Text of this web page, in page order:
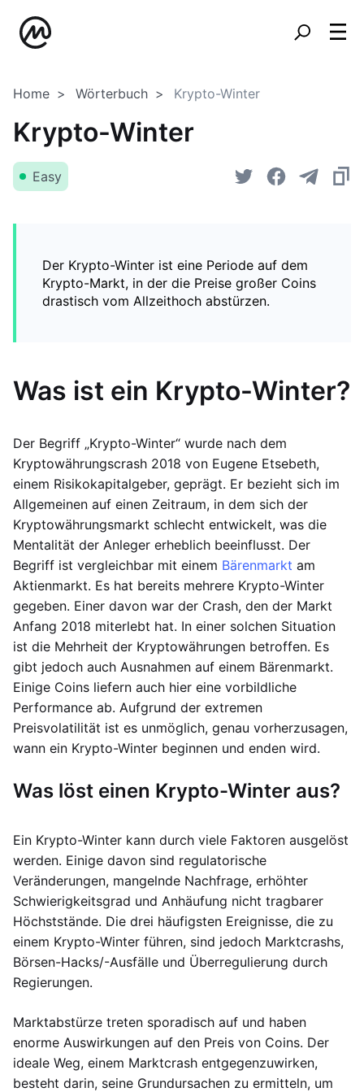
Home Wörterbuch Krypto-Winter
Krypto-Winter
Easy
Der Krypto-Winter ist eine Periode auf dem
Krypto-Markt, in der die Preise großer Coins
drastisch vom Allzeithoch abstürzen.
Was ist ein Krypto-Winter?
Der Begriff „Krypto-Winter“ wurde nach dem
Kryptowährungscrash 2018 von Eugene Etsebeth,
einem Risikokapitalgeber, geprägt. Er bezieht sich im
Allgemeinen auf einen Zeitraum, in dem sich der
Kryptowährungsmarkt schlecht entwickelt, was die
Mentalität der Anleger erheblich beeinflusst. Der
Begriff ist vergleichbar mit einem Bärenmarkt am
Aktienmarkt. Es hat bereits mehrere Krypto-Winter
gegeben. Einer davon war der Crash, den der Markt
Anfang 2018 miterlebt hat. In einer solchen Situation
ist die Mehrheit der Kryptowährungen betroffen. Es
gibt jedoch auch Ausnahmen auf einem Bärenmarkt.
Einige Coins liefern auch hier eine vorbildliche
Performance ab. Aufgrund der extremen
Preisvolatilität ist es unmöglich, genau vorherzusagen,
wann ein Krypto-Winter beginnen und enden wird.
Was löst einen Krypto-Winter aus?
Ein Krypto-Winter kann durch viele Faktoren ausgelöst
werden. Einige davon sind regulatorische
Veränderungen, mangelnde Nachfrage, erhöhter
Schwierigkeitsgrad und Anhäufung nicht tragbarer
Höchststände. Die drei häufigsten Ereignisse, die zu
einem Krypto-Winter führen, sind jedoch Marktcrashs,
Börsen-Hacks/-Ausfälle und Überregulierung durch
Regierungen.
Marktabstürze treten sporadisch auf und haben
enorme Auswirkungen auf den Preis von Coins. Der
ideale Weg, einem Marktcrash entgegenzuwirken,
besteht darin, seine Grundursachen zu ermitteln, um